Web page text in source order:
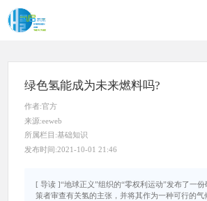
绿色氢能成为未来燃料吗?
作者:官方
来源:eeweb
所属栏目:基础知识
发布时间:2021-10-01 21:46
[ 导读 ]“地球正义”组织的“零权利运动”发布了一
策者审查有关氢的主张，并将其作为一种可行的气